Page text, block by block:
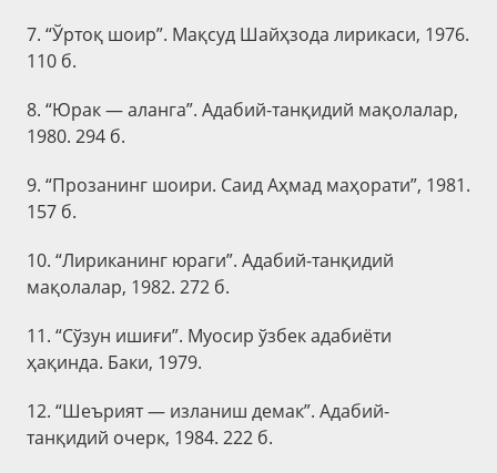
7. “Ўртоқ шоир”. Мақсуд Шайҳзода лирикаси, 1976.
110 б.
8. “Юрак — аланга”. Адабий-танқидий мақолалар,
1980. 294 б.
9. “Прозанинг шоири. Саид Аҳмад маҳорати”, 1981.
157 б.
10. “Лириканинг юраги”. Адабий-танқидий
мақолалар, 1982. 272 б.
11. “Сўзун ишиғи”. Муосир ўзбек адабиёти
ҳақинда. Баки, 1979.
12. “Шеърият — изланиш демак”. Адабий-
танқидий очерк, 1984. 222 б.